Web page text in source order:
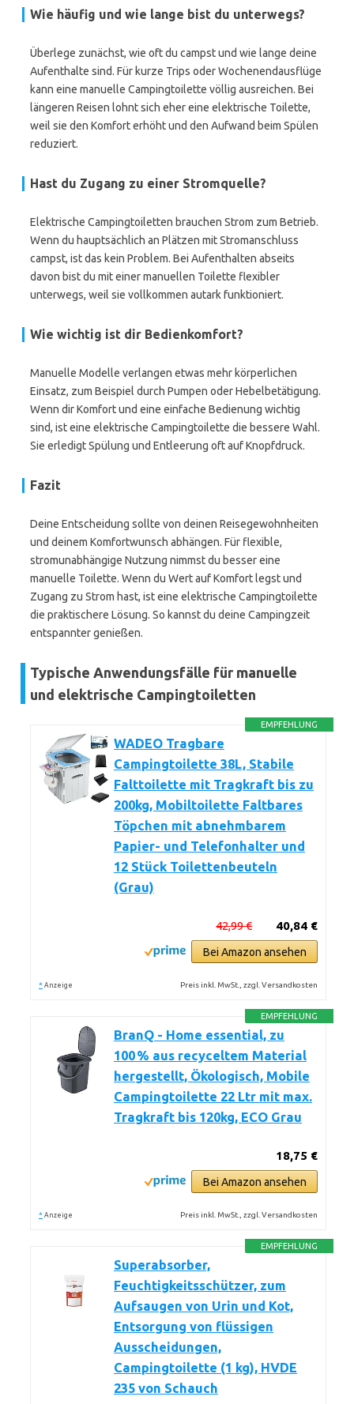
Wie häufig und wie lange bist du unterwegs?
Überlege zunächst, wie oft du campst und wie lange deine
Aufenthalte sind. Für kurze Trips oder Wochenendausflüge
kann eine manuelle Campingtoilette völlig ausreichen. Bei
längeren Reisen lohnt sich eher eine elektrische Toilette,
weil sie den Komfort erhöht und den Aufwand beim Spülen
reduziert.
Hast du Zugang zu einer Stromquelle?
Elektrische Campingtoiletten brauchen Strom zum Betrieb.
Wenn du hauptsächlich an Plätzen mit Stromanschluss
campst, ist das kein Problem. Bei Aufenthalten abseits
davon bist du mit einer manuellen Toilette flexibler
unterwegs, weil sie vollkommen autark funktioniert.
Wie wichtig ist dir Bedienkomfort?
Manuelle Modelle verlangen etwas mehr körperlichen
Einsatz, zum Beispiel durch Pumpen oder Hebelbetätigung.
Wenn dir Komfort und eine einfache Bedienung wichtig
sind, ist eine elektrische Campingtoilette die bessere Wahl.
Sie erledigt Spülung und Entleerung oft auf Knopfdruck.
Fazit
Deine Entscheidung sollte von deinen Reisegewohnheiten
und deinem Komfortwunsch abhängen. Für flexible,
stromunabhängige Nutzung nimmst du besser eine
manuelle Toilette. Wenn du Wert auf Komfort legst und
Zugang zu Strom hast, ist eine elektrische Campingtoilette
die praktischere Lösung. So kannst du deine Campingzeit
entspannter genießen.
Typische Anwendungsfälle für manuelle
und elektrische Campingtoiletten
EMPFEHLUNG
WADEO Tragbare
Campingtoilette 38L, Stabile
Falttoilette mit Tragkraft bis zu
200kg, Mobiltoilette Faltbares
Töpchen mit abnehmbarem
Papier- und Telefonhalter und
12 Stück Toilettenbeuteln
(Grau)
40,84 €
42,99 €
Bei Amazon ansehen
* Anzeige Preis inkl. MwSt., zzgl. Versandkosten
EMPFEHLUNG
BranQ - Home essential, zu
100 % aus recyceltem Material
hergestellt, Ökologisch, Mobile
Campingtoilette 22 Ltr mit max.
Tragkraft bis 120kg, ECO Grau
18,75 €
Bei Amazon ansehen
* Anzeige Preis inkl. MwSt., zzgl. Versandkosten
EMPFEHLUNG
Superabsorber,
Feuchtigkeitsschützer, zum
Aufsaugen von Urin und Kot,
Entsorgung von flüssigen
Ausscheidungen,
Campingtoilette (1 kg), HVDE
235 von Schauch